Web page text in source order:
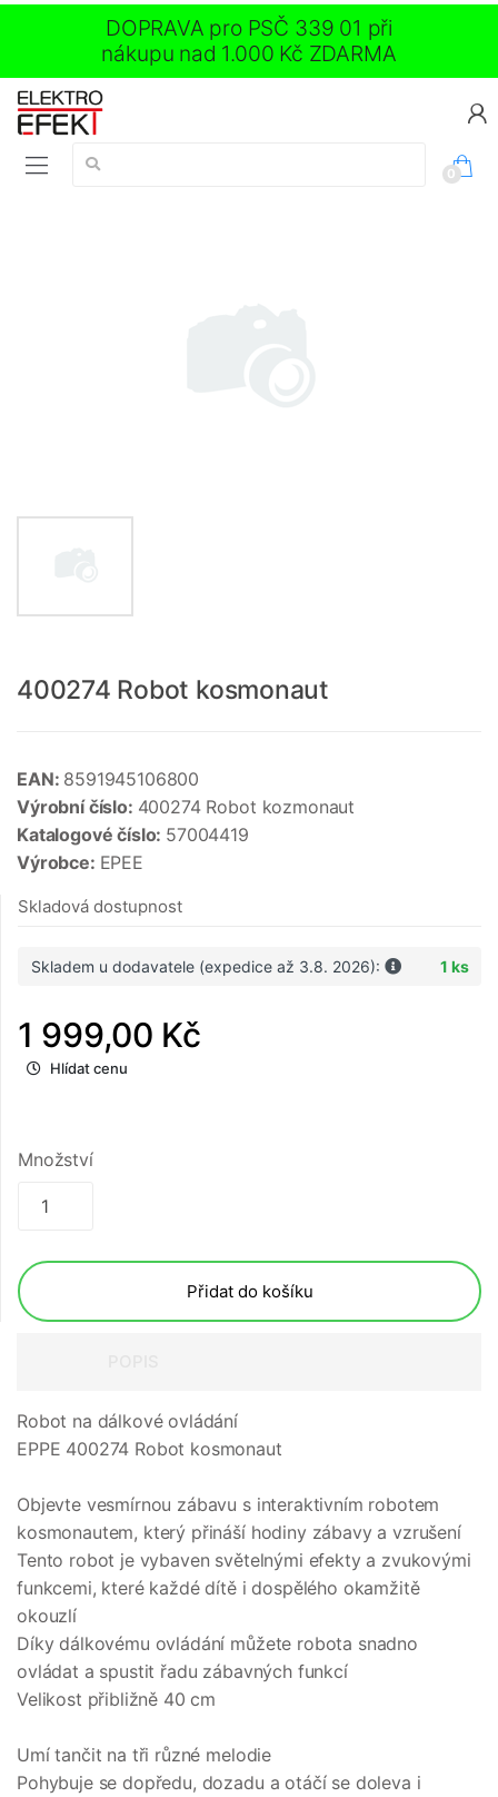
DOPRAVA pro PSČ 339 01 při
nákupu nad 1.000 Kč ZDARMA
Vyhledávání:
0
400274 Robot kosmonaut
EAN: 8591945106800
Výrobní číslo: 400274 Robot kozmonaut
Katalogové číslo: 57004419
Výrobce: EPEE
Skladová dostupnost
Skladem u dodavatele (expedice až 3.8. 2026): 1 ks
1 999,00 Kč
Hlídat cenu
Množství
Přidat do košíku
Robot na dálkové ovládání
EPPE 400274 Robot kosmonaut
Objevte vesmírnou zábavu s interaktivním robotem
kosmonautem, který přináší hodiny zábavy a vzrušení
Tento robot je vybaven světelnými efekty a zvukovými
funkcemi, které každé dítě i dospělého okamžitě
okouzlí
Díky dálkovému ovládání můžete robota snadno
ovládat a spustit řadu zábavných funkcí
Velikost přibližně 40 cm
Umí tančit na tři různé melodie
Pohybuje se dopředu, dozadu a otáčí se doleva i